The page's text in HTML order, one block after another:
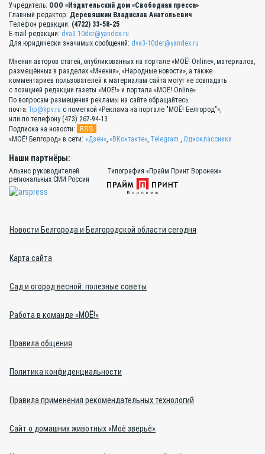
Учредитель: ООО «Издательский дом «Свободная пресса»
Главный редактор: Деревяшкин Владислав Анатольевич
Телефон редакции: (4722) 33-58-25
E-mail редакции: dva3-10der@yandex.ru
Для юридически значимых сообщений: dva3-10der@yandex.ru
Мнения авторов статей, опубликованных на портале «МОЁ! Online», материалов,
размещённых в разделах «Мнения», «Народные новости», а также
комментариев пользователей к материалам сайта могут не совпадать
с позицией редакции газеты «МОЁ!» и портала «МОЁ! Online».
По вопросам размещения рекламы на сайте обращайтесь:
почта: lip@kpv.ru с пометкой «Реклама на портале "МОЁ! Белгород"»,
или по телефону (473) 267-94-13
Подписка на новости:
RSS
«МОЁ! Белгород» в сети: «Дзен», «ВКонтакте», Telegram , Одноклассники
Наши партнёры:
Альянс руководителей
региональных СМИ России
Типография «Прайм Принт Воронеж»
Новости Белгорода и Белгородской области сегодня
Карта сайта
Сад и огород весной: полезные советы
Работа в команде «МОЁ!»
Правила общения
Политика конфиденциальности
Правила применения рекомендательных технологий
Сайт о домашних животных «Моё зверьё»